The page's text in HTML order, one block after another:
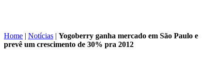
Home | Notícias | Yogoberry ganha mercado em São Paulo e
prevê um crescimento de 30% pra 2012